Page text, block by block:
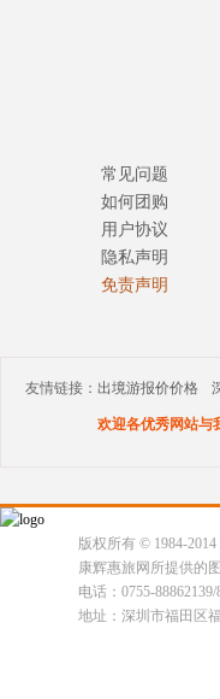
常见问题
如何团购
用户协议
隐私声明
免责声明
友情链接： 出境游报价价格
欢迎各优秀网站与
版权所有 © 1984-
康辉惠旅网所提供的
电话：0755-
地址：深圳市福田区